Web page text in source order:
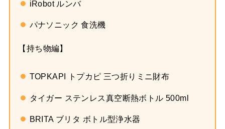
iRobot ルンバ
パナソニック 食洗機
【持ち物編】
TOPKAPI トプカピ 三つ折りミニ財布
タイガー ステンレス真空断熱ボトル 500ml
BRITA ブリタ ボトル型浄水器